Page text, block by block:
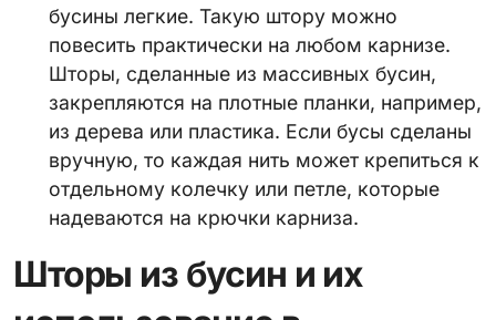
бусины легкие. Такую штору можно
повесить практически на любом карнизе.
Шторы, сделанные из массивных бусин,
закрепляются на плотные планки, например,
из дерева или пластика. Если бусы сделаны
вручную, то каждая нить может крепиться к
отдельному колечку или петле, которые
надеваются на крючки карниза.
Шторы из бусин и их